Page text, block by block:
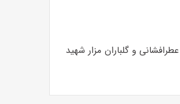
و گلباران مزار شهید